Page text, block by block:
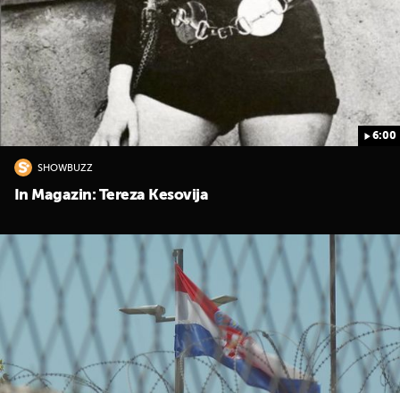
6:00
SHOWBUZZ
In Magazin: Tereza Kesovija
UKLJUČITE NOTIFIKACIJE